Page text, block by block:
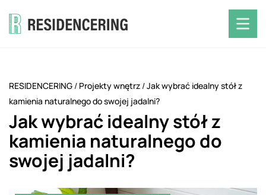
RESIDENCERING / Projekty wnętrz /Jak wybrać idealny stół z
kamienia naturalnego do swojej jadalni?
Jak wybrać idealny stół z
kamienia naturalnego do
swojej jadalni?